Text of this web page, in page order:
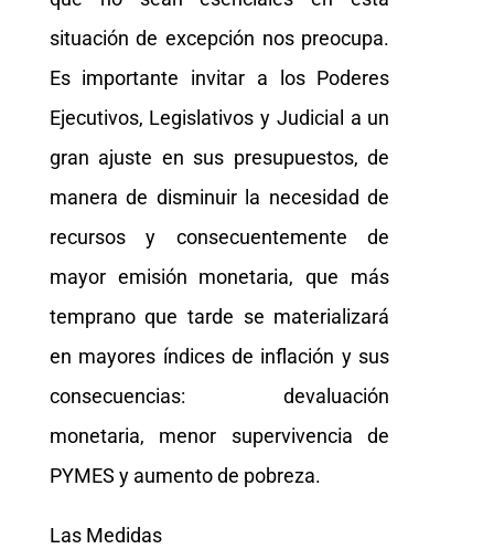
situación de excepción nos preocupa.
Es importante invitar a los Poderes
Ejecutivos, Legislativos y Judicial a un
gran ajuste en sus presupuestos, de
manera de disminuir la necesidad de
recursos y consecuentemente de
mayor emisión monetaria, que más
temprano que tarde se materializará
en mayores índices de inflación y sus
consecuencias: devaluación
monetaria, menor supervivencia de
PYMES y aumento de pobreza.
Las Medidas